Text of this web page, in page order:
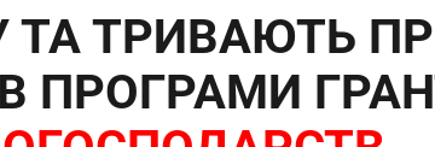
ТРИВАЮТЬ
ПРОГРАМИ